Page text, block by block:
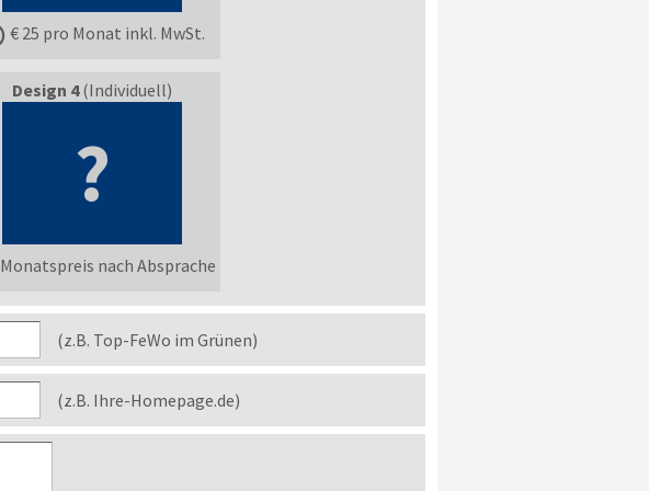
€ 25 pro Monat inkl. MwSt.
Design 4(Individuell)
?
Monatspreis nach Absprache
(z.B. Top-FeWo im Grünen)
(z.B. Ihre-Homepage.de)